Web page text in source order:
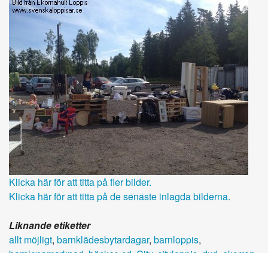
Klicka här för att titta på fler bilder.
Klicka här för att titta på de senaste inlagda bilderna.
Liknande etiketter
allt möjligt, barnklädesbytardagar, barnloppis,